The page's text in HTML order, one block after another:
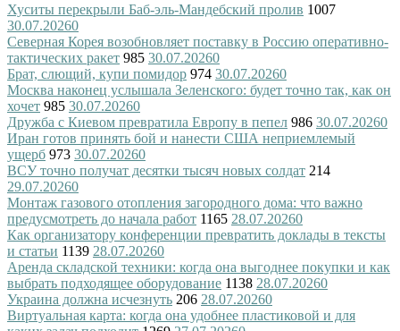
Хуситы перекрыли Баб-эль-Мандебский пролив 1007
30.07.20260
Северная Корея возобновляет поставку в Россию оперативно-
тактических ракет 985 30.07.20260
Брат, слющий, купи помидор 974 30.07.20260
Москва наконец услышала Зеленского: будет точно так, как он
хочет 985 30.07.20260
Дружба с Киевом превратила Европу в пепел 986 30.07.20260
Иран готов принять бой и нанести США неприемлемый
ущерб 973 30.07.20260
ВСУ точно получат десятки тысяч новых солдат 214
29.07.20260
Монтаж газового отопления загородного дома: что важно
предусмотреть до начала работ 1165 28.07.20260
Как организатору конференции превратить доклады в тексты
и статьи 1139 28.07.20260
Аренда складской техники: когда она выгоднее покупки и как
выбрать подходящее оборудование 1138 28.07.20260
Украина должна исчезнуть 206 28.07.20260
Виртуальная карта: когда она удобнее пластиковой и для